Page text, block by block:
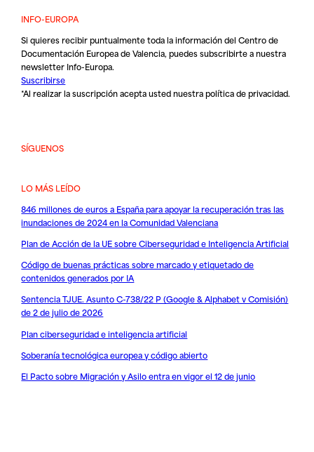
INFO-EUROPA
Si quieres recibir puntualmente toda la información del Centro de
Documentación Europea de Valencia, puedes subscribirte a nuestra
newsletter Info-Europa.
Suscribirse
*Al realizar la suscripción acepta usted nuestrapolítica de privacidad.
SÍGUENOS
LO MÁS LEÍDO
846 millones de euros a España para apoyar la recuperación tras las
inundaciones de 2024 en la Comunidad Valenciana
Plan de Acción de la UE sobre Ciberseguridad e Inteligencia Artificial
Código de buenas prácticas sobre marcado y etiquetado de
contenidos generados por IA
Sentencia TJUE. Asunto C-738/22 P (Google & Alphabet v Comisión)
de 2 de julio de 2026
Plan ciberseguridad e inteligencia artificial
Soberanía tecnológica europea y código abierto
El Pacto sobre Migración y Asilo entra en vigor el 12 de junio